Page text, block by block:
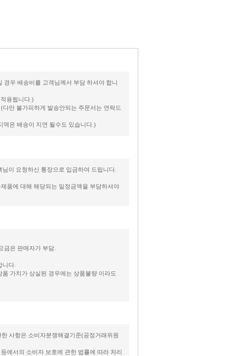
경우 배송비를 고객님께서 부담 하셔야 합니
용됩니다.)
만 불가피하게 발송안되는 주문서는 연락드
역은 배송이 지연 될수도 있습니다.)
이 요청하신 통장으로 입금하여 드립니다.
품에 대해 해당되는 일정금액을 부담하셔야
금은 판매자가 부담.
니다.
가치가 상실된 경우에는 상품불량 이라도
사항은 소비자분쟁해결기준(공정거래위원
에서의 소비자 보호에 관한 법률에 따라 처리